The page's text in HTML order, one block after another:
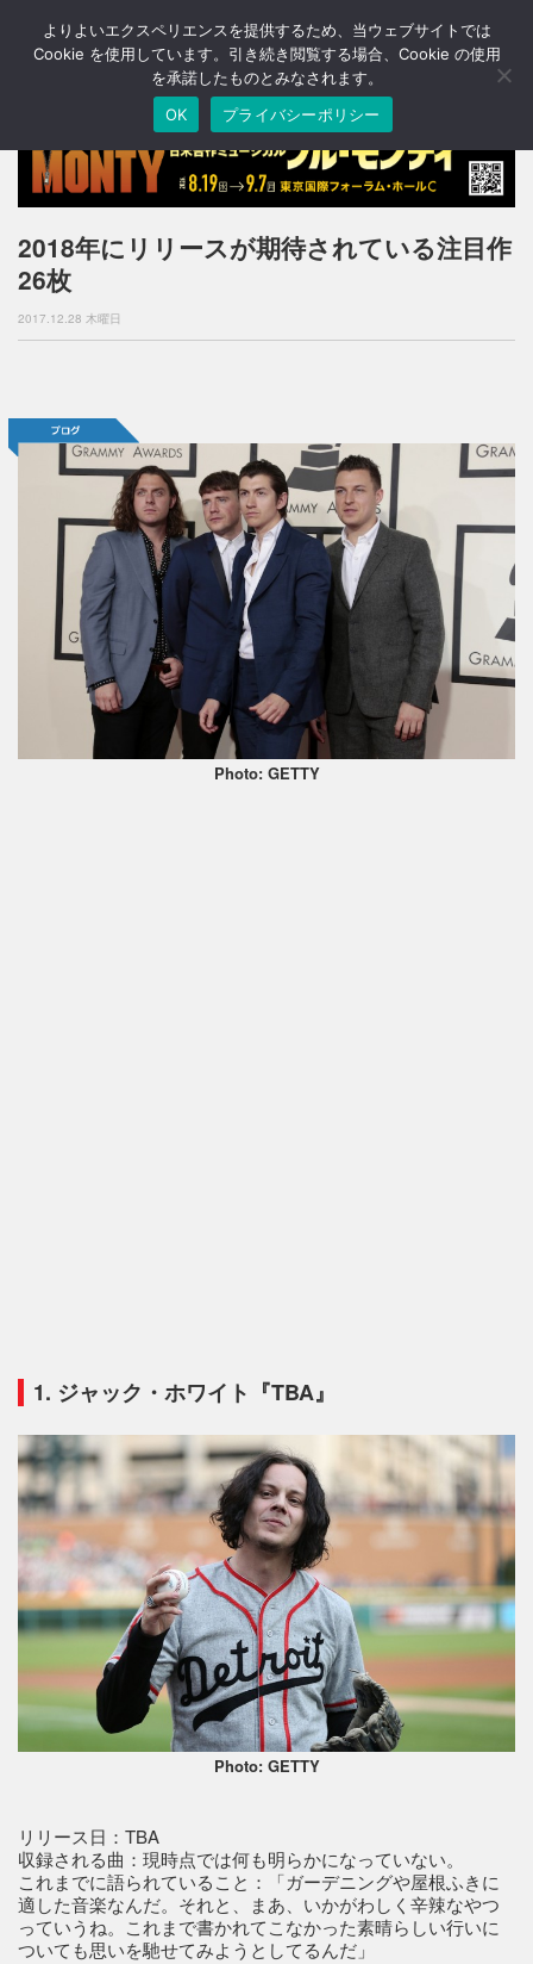
T
o
n
a
v
g
o
2018年にリリースが期待されている注目作
26枚
2017.12.28 木曜日
Photo: GETTY
1. ジャック・ホワイト『TBA』
Photo: GETTY
リリース日：TBA
収録される曲：現時点では何も明らかになっていない。
これまでに語られていること：「ガーデニングや屋根ふきに
適した音楽なんだ。それと、まあ、いかがわしく辛辣なやつ
っていうね。これまで書かれてこなかった素晴らしい行いに
ついても思いを馳せてみようとしてるんだ」
よりよいエクスペリエンスを提供するため、当ウェブサイトでは
Cookie を使用しています。引き続き閲覧する場合、Cookie の使用
を承諾したものとみなされます。
OK
プライバシーポリシー